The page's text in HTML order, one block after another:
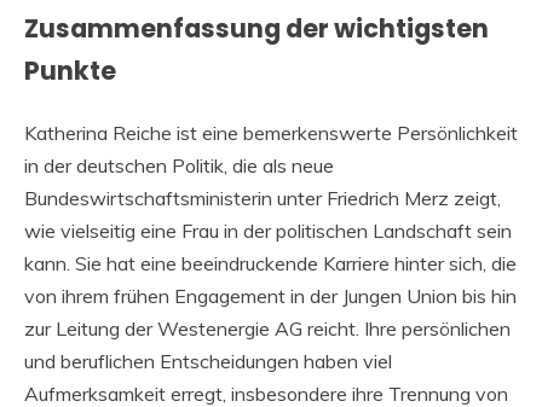
Zusammenfassung der wichtigsten
Punkte
Katherina Reiche ist eine bemerkenswerte Persönlichkeit
in der deutschen Politik, die als neue
Bundeswirtschaftsministerin unter Friedrich Merz zeigt,
wie vielseitig eine Frau in der politischen Landschaft sein
kann. Sie hat eine beeindruckende Karriere hinter sich, die
von ihrem frühen Engagement in der Jungen Union bis hin
zur Leitung der Westenergie AG reicht. Ihre persönlichen
und beruflichen Entscheidungen haben viel
Aufmerksamkeit erregt, insbesondere ihre Trennung von